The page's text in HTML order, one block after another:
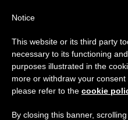
Aviso
Del 27 de julio al 7 de
anual, aprovechando
se generan menos
Notice
This website or its third party
necessary to its functioning
purposes illustrated in the
more or withdraw your
please refer to the cookie
By closing this banner,